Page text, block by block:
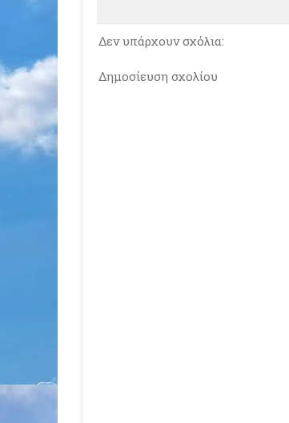
Δεν υπάρχουν σχόλια:
Δημοσίευση σχολίου